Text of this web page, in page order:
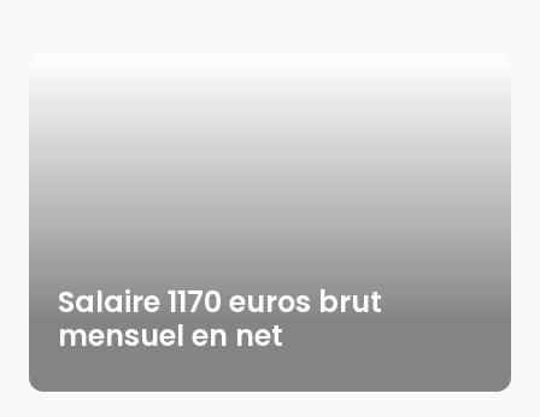
Salaire 1170 euros brut
mensuel en net